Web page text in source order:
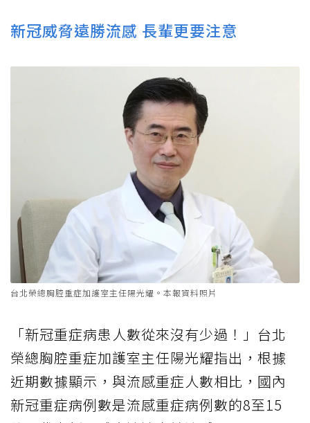
新冠威脅遠勝流感 長輩更要注意
台北榮總胸腔重症加護室主任陽光耀。本報資料照片
「新冠重症病患人數從來沒有少過！」台北
榮總胸腔重症加護室主任陽光耀指出，根據
近期數據顯示，與流感重症人數相比，國內
新冠重症病例數是流感重症病例數的8至15